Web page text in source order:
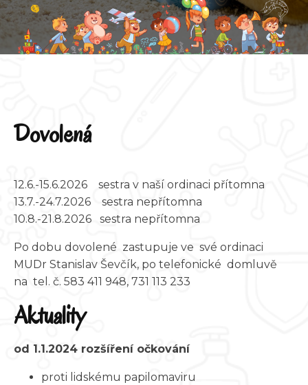
Dovolená
12.6.-15.6.2026 sestra v naší ordinaci přítomna
13.7.-24.7.2026 sestra nepřítomna
10.8.-21.8.2026 sestra nepřítomna
Po dobu dovolené zastupuje ve své ordinaci
MUDr Stanislav Ševčík, po telefonické domluvě
na tel. č. 583 411 948, 731 113 233
Aktuality
od 1.1.2024 rozšíření očkování
proti lidskému papilomaviru